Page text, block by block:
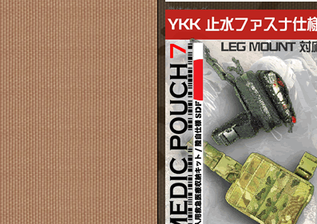
単体ホルダー